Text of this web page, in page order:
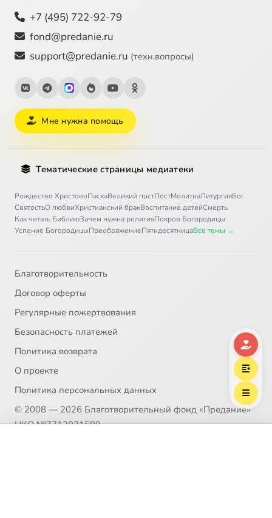
+7 (495) 722-92-79
fond@predanie.ru
support@predanie.ru (техн.вопросы)
Мне нужна помощь
Тематические страницы медиатеки
Рождество ХристовоПасхаВеликий постПостМолитваЛитургияБог
СвятостьО любвиХристианский бракВоспитание детейСмерть
Как читать БиблиюЗачем нужна религияПокров Богородицы
Успение БогородицыПреображениеПятидесятницаВсе темы →
Благотворительность
Договор оферты
Регулярные пожертвования
Безопасность платежей
Политика возврата
О проекте
Политика персональных данных
© 2008 — 2026 Благотворительный фонд «Предание»
НКО №7712031589